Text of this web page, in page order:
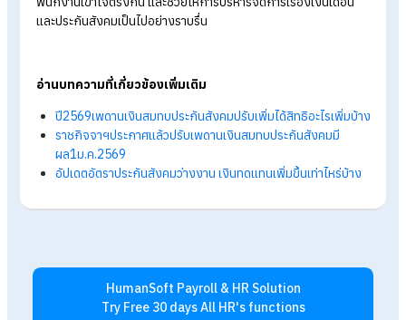
ปรับเพดานประกันสังคมได้ที่นี่ >>
พนักงานปรับเพดานประกันสังคม
สรุปแจก! ตัวอย่างแบบฟอร์มแจ้ง
พนักงานปรับเพดานประกันสังคม สำหรั
โดยสรุปแล้ว การปรับเพดานเงินสมทบประกันสังคมปี 2569 เป็นก
เปลี่ยนแปลงตามกฎหมายที่มีผลตั้งแต่วันที่ 1 มกราคม 2569 ซึ่งส่